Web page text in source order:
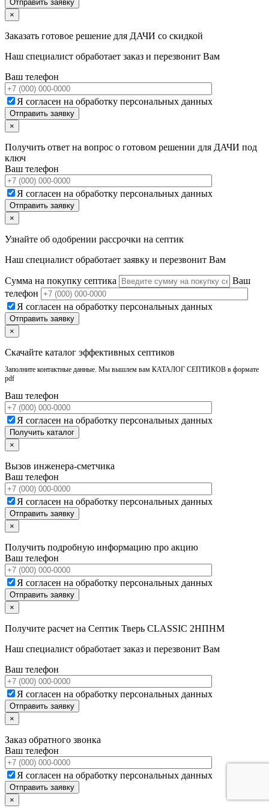
×
Заказать готовое решение для ДАЧИ со скидкой
Наш специалист обработает заказ и перезвонит Вам
Ваш телефон
Я согласен на обработку персональных данных
×
Получить ответ на вопрос о готовом решении для ДАЧИ под
ключ
Ваш телефон
Я согласен на обработку персональных данных
×
Узнайте об одобрении рассрочки на септик
Наш специалист обработает заявку и перезвонит Вам
Сумма на покупку септика
Ваш
телефон
Я согласен на обработку персональных данных
×
Скачайте каталог эффективных септиков
Заполните контактные данные. Мы вышлем вам КАТАЛОГ СЕПТИКОВ в формате
pdf
Ваш телефон
Я согласен на обработку персональных данных
×
Вызов инженера-сметчика
Ваш телефон
Я согласен на обработку персональных данных
×
Получить подробную информацию про акцию
Ваш телефон
Я согласен на обработку персональных данных
×
Получите расчет на Септик Тверь CLASSIC 2НПНМ
Наш специалист обработает заказ и перезвонит Вам
Ваш телефон
Я согласен на обработку персональных данных
×
Заказ обратного звонка
Ваш телефон
Я согласен на обработку персональных данных
×